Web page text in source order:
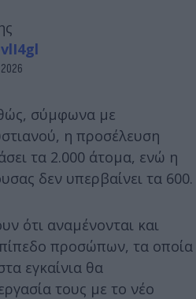
σύμφωνα με
η προσέλευση
τα 2.000 άτομα, ενώ η
δεν υπερβαίνει τα 600.
ότι αναμένονται και
προσώπων, τα οποία
εγκαίνια θα
τους με το νέο